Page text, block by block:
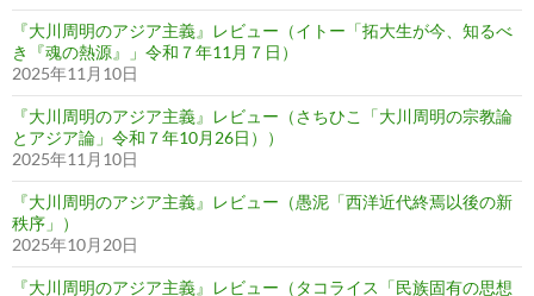
『大川周明のアジア主義』レビュー（イトー「拓大生が今、知るべ
き『魂の熱源』」令和７年11月７日）
2025年11月10日
『大川周明のアジア主義』レビュー（さちひこ「大川周明の宗教論
とアジア論」令和７年10月26日））
2025年11月10日
『大川周明のアジア主義』レビュー（愚泥「西洋近代終焉以後の新
秩序」）
2025年10月20日
『大川周明のアジア主義』レビュー（タコライス「民族固有の思想